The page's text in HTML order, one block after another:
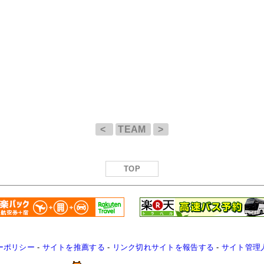
< TEAM >
TOP
ポリシー - サイトを推薦する - リンク切れサイトを報告する - サイト管理